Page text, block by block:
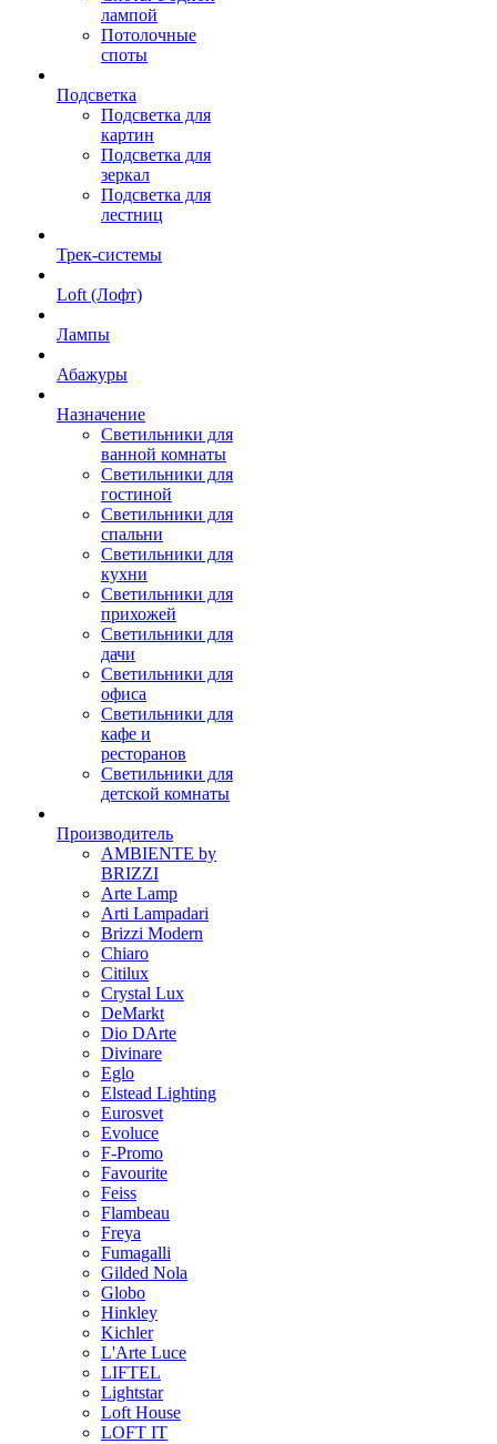
лампой
Потолочные
споты
Подсветка
Подсветка для
картин
Подсветка для
зеркал
Подсветка для
лестниц
Трек-системы
Loft (Лофт)
Лампы
Абажуры
Назначение
Светильники для
ванной комнаты
Светильники для
гостиной
Светильники для
спальни
Светильники для
кухни
Светильники для
прихожей
Светильники для
дачи
Светильники для
офиса
Светильники для
кафе и
ресторанов
Светильники для
детской комнаты
Производитель
AMBIENTE by
BRIZZI
Arte Lamp
Arti Lampadari
Brizzi Modern
Chiaro
Citilux
Crystal Lux
DeMarkt
Dio DArte
Divinare
Eglo
Elstead Lighting
Eurosvet
Evoluce
F-Promo
Favourite
Feiss
Flambeau
Freya
Fumagalli
Gilded Nola
Globo
Hinkley
Kichler
L'Arte Luce
LIFTEL
Lightstar
Loft House
LOFT IT